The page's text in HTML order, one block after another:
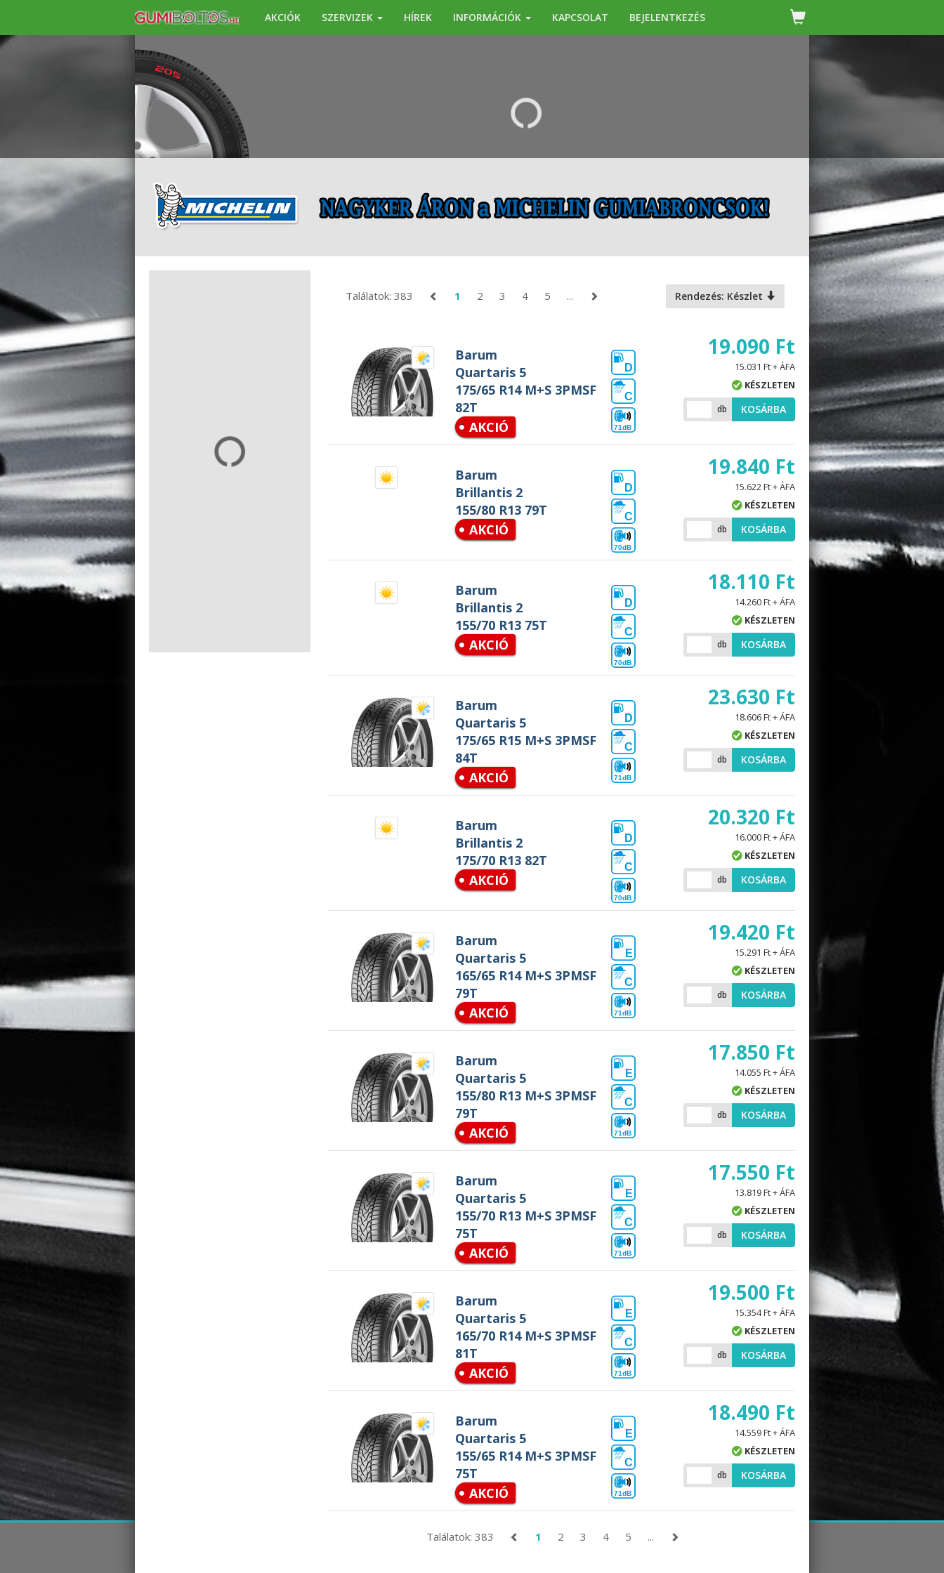
AKCIÓK SZERVIZEK HÍREK INFORMÁCIÓK KAPCSOLAT BEJELENTKEZÉS
KERESÉS
Találatok: 383 1 2 3 4 5 ... Rendezés: Készlet
Barum
Quartaris 5
175/65 R14 M+S 3PMSF
82T
AKCIÓ
D
C
71dB
19.090 Ft
15.031 Ft + ÁFA
KÉSZLETEN
db KOSÁRBA
Barum
Brillantis 2
155/80 R13 79T
AKCIÓ
D
C
70dB
19.840 Ft
15.622 Ft + ÁFA
KÉSZLETEN
db KOSÁRBA
Barum
Brillantis 2
155/70 R13 75T
AKCIÓ
D
C
70dB
18.110 Ft
14.260 Ft + ÁFA
KÉSZLETEN
db KOSÁRBA
Barum
Quartaris 5
175/65 R15 M+S 3PMSF
84T
AKCIÓ
D
C
71dB
23.630 Ft
18.606 Ft + ÁFA
KÉSZLETEN
db KOSÁRBA
Barum
Brillantis 2
175/70 R13 82T
AKCIÓ
D
C
70dB
20.320 Ft
16.000 Ft + ÁFA
KÉSZLETEN
db KOSÁRBA
Barum
Quartaris 5
165/65 R14 M+S 3PMSF
79T
AKCIÓ
E
C
71dB
19.420 Ft
15.291 Ft + ÁFA
KÉSZLETEN
db KOSÁRBA
Barum
Quartaris 5
155/80 R13 M+S 3PMSF
79T
AKCIÓ
E
C
71dB
17.850 Ft
14.055 Ft + ÁFA
KÉSZLETEN
db KOSÁRBA
Barum
Quartaris 5
155/70 R13 M+S 3PMSF
75T
AKCIÓ
E
C
71dB
17.550 Ft
13.819 Ft + ÁFA
KÉSZLETEN
db KOSÁRBA
Barum
Quartaris 5
165/70 R14 M+S 3PMSF
81T
AKCIÓ
E
C
71dB
19.500 Ft
15.354 Ft + ÁFA
KÉSZLETEN
db KOSÁRBA
Barum
Quartaris 5
155/65 R14 M+S 3PMSF
75T
AKCIÓ
E
C
71dB
18.490 Ft
14.559 Ft + ÁFA
KÉSZLETEN
db KOSÁRBA
Találatok: 383 1 2 3 4 5 ...